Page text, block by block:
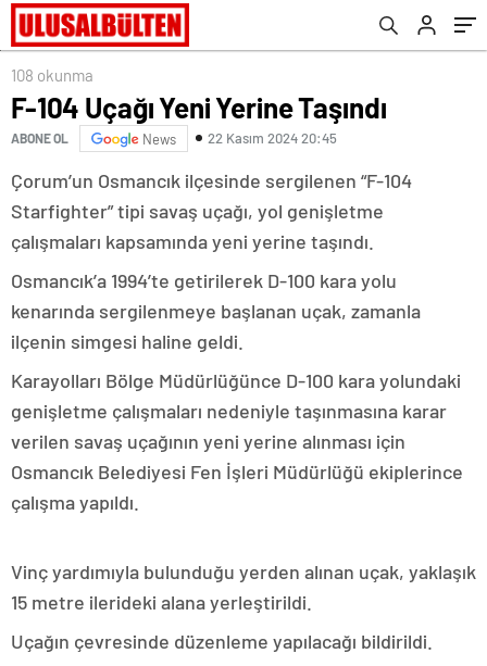
108 okunma
F-104 Uçağı Yeni Yerine Taşındı
ABONE OL News 22 Kasım 2024 20:45
Çorum’un Osmancık ilçesinde sergilenen “F-104
Starfighter” tipi savaş uçağı, yol genişletme
çalışmaları kapsamında yeni yerine taşındı.
Osmancık’a 1994’te getirilerek D-100 kara yolu
kenarında sergilenmeye başlanan uçak, zamanla
ilçenin simgesi haline geldi.
Karayolları Bölge Müdürlüğünce D-100 kara yolundaki
genişletme çalışmaları nedeniyle taşınmasına karar
verilen savaş uçağının yeni yerine alınması için
Osmancık Belediyesi Fen İşleri Müdürlüğü ekiplerince
çalışma yapıldı.
Vinç yardımıyla bulunduğu yerden alınan uçak, yaklaşık
15 metre ilerideki alana yerleştirildi.
Uçağın çevresinde düzenleme yapılacağı bildirildi.